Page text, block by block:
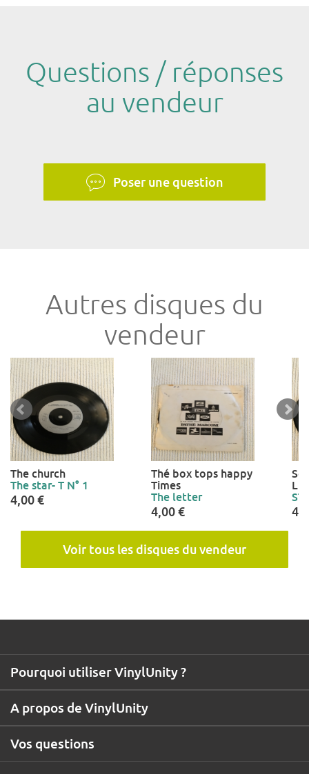
Questions / réponses
au vendeur
Poser une question
Autres disques du
vendeur
The church
The star- T N° 1
4,00 €
Thé box tops happy
Times
The letter
4,00 €
Voir tous les disques du vendeur
A propos de VinylUnity
Pourquoi utiliser VinylUnity ?
Vos questions